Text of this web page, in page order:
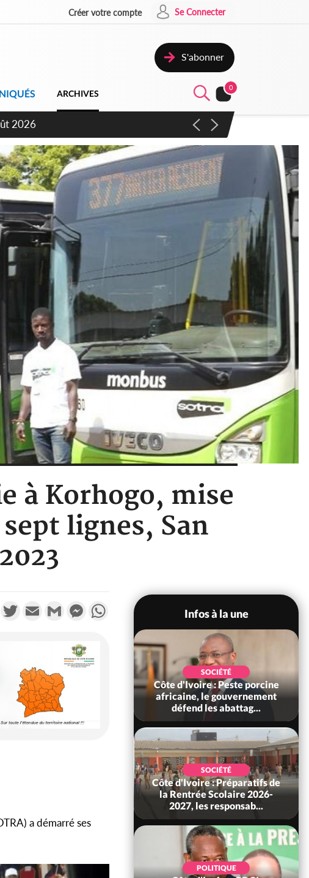
Créer votre compte Se Connecter
S'abonner
ARCHIVES
0
venu de poser des actes
à Korhogo, mise
lignes, San
FacebookTwitterEmail Gmail MessengerWhatsApp
a démarré ses
Infos à la une
SOCIÉTÉ
d'Ivoire : Peste porcine
le gouvernement
défend les abattag...
POLITIQUE
SOCIÉTÉ
Côte d'Ivoire : Indépendance
et la Sécurité routière, les
acteurs du transp...
POLITIQUE
Côte d'Ivoire : Indépendance
2026, Yopougon coeur
battant de la célébration...
SOCIÉTÉ